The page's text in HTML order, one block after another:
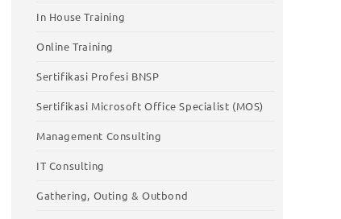
In House Training
Online Training
Sertifikasi Profesi BNSP
Sertifikasi Microsoft Office Specialist (MOS)
Management Consulting
IT Consulting
Gathering, Outing & Outbond